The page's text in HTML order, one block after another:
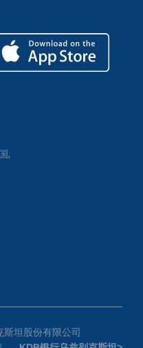
,
坦股份有限公司